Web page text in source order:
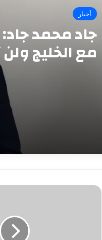
أخبار
جاد محمد
مع الخليج
أمنه
اليوم..